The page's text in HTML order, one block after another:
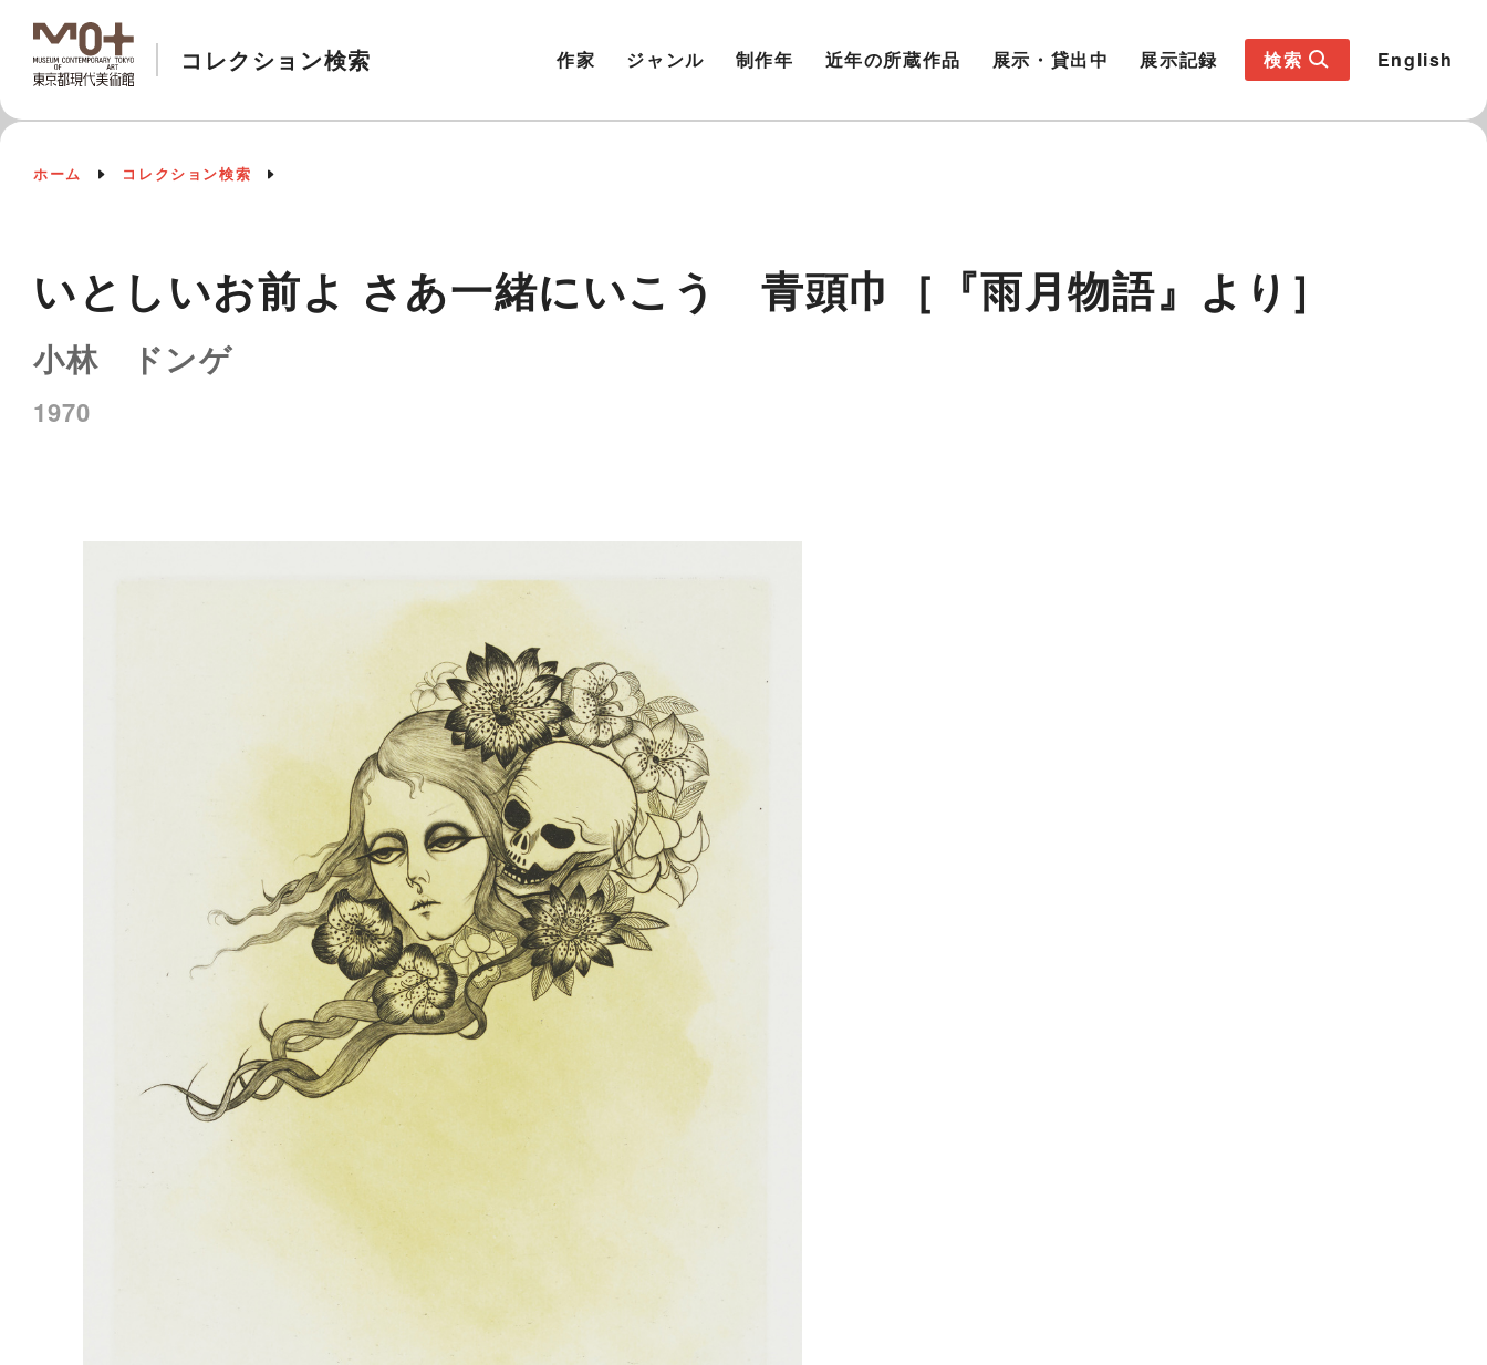
コレクション検索 作家 ジャンル 制作年 近年の所蔵作品 展示・貸出中 展示記録 検索 English
ホーム コレクション検索
いとしいお前よ さあ一緒にいこう 青頭巾［『雨月物語』より］
小林 ドンゲ
1970